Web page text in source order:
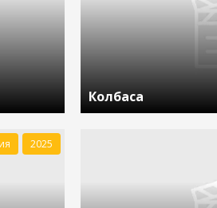
Колбаса
2025